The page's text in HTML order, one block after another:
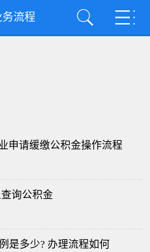
务流程
申请缓缴公积金操作流程
询公积金
是多少? 办理流程如何